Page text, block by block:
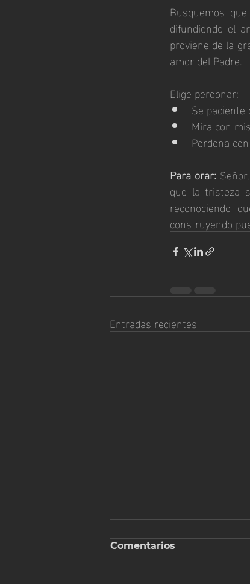
Busquemos
difundiendo el
proviene de la
amor del Padre.
Elige perdonar:
Se
Mira con
Perdona
Para orar:
que la tristeza
reconociendo
construyendo
Entradas recientes
Comentarios